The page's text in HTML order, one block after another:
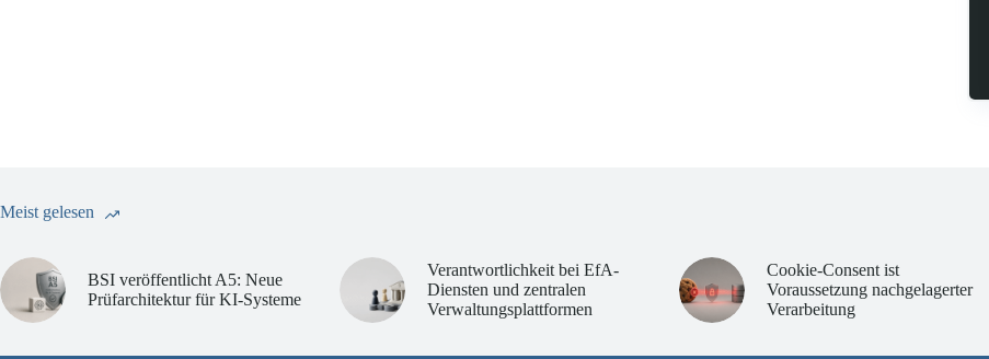
Meist gelesen
BSI veröffentlicht A5: Neue
Prüfarchitektur für KI-Systeme
Verantwortlichkeit bei EfA-
Diensten und zentralen
Verwaltungsplattformen
Cookie-Consent ist
Voraussetzung nachgelagerter
Verarbeitung